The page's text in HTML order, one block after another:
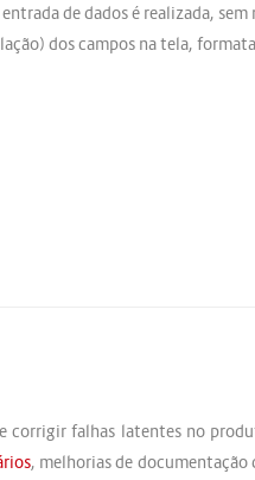
de dados é realizada,
dos campos na tela,
falhas latentes no
, melhorias de documentação